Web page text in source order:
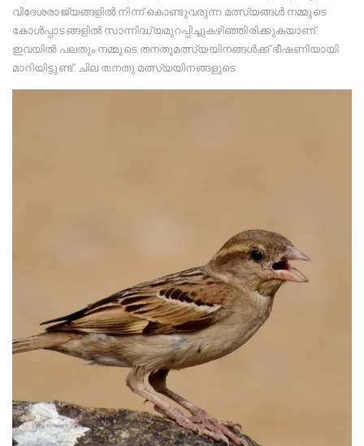
വിദേശരാജ്യങ്ങളില്‍ നിന്ന് കൊണ്ടുവരുന്ന മത്സ്യങ്ങള്‍ നമ്മുടെ
കോള്‍പ്പാടങ്ങളില്‍ സാന്നിദ്ധ്യമുറപ്പിച്ചുകഴിഞ്ഞിരിക്കുകയാണ്.
ഇവയില്‍ പലതും നമ്മുടെ തനതുമത്സ്യയിനങ്ങള്‍ക്ക് ഭീഷണിയായി
മാറിയിട്ടുണ്ട്. ചില തനതു മത്സ്യയിനങ്ങളുടെ